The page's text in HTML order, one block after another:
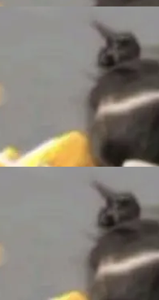
、吴语
频加
复了 C
表单中
不再关
（如 Co
19，则
时间点
提炼。
方法也为
路。
交生活
护者 S
4 日，
1 日起，
月。发
基础设
维护它
容如
功能：
a>）</l
引擎。
适合 Ag
们用 W
果